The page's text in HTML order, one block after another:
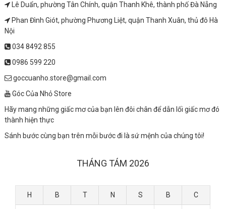
Lê Duẩn, phường Tân Chính, quận Thanh Khê, thành phố Đà Nẵng
Phan Đình Giót, phường Phương Liệt, quận Thanh Xuân, thủ đô Hà
Nội
034 8492 855
0986 599 220
goccuanho.store@gmail.com
Góc Của Nhỏ Store
Hãy mang những giấc mơ của bạn lên đôi chân để dẫn lối giấc mơ đó
thành hiện thực
Sánh bước cùng bạn trên mỗi bước đi là sứ mệnh của chúng tôi!
THÁNG TÁM 2026
H B T N S B C